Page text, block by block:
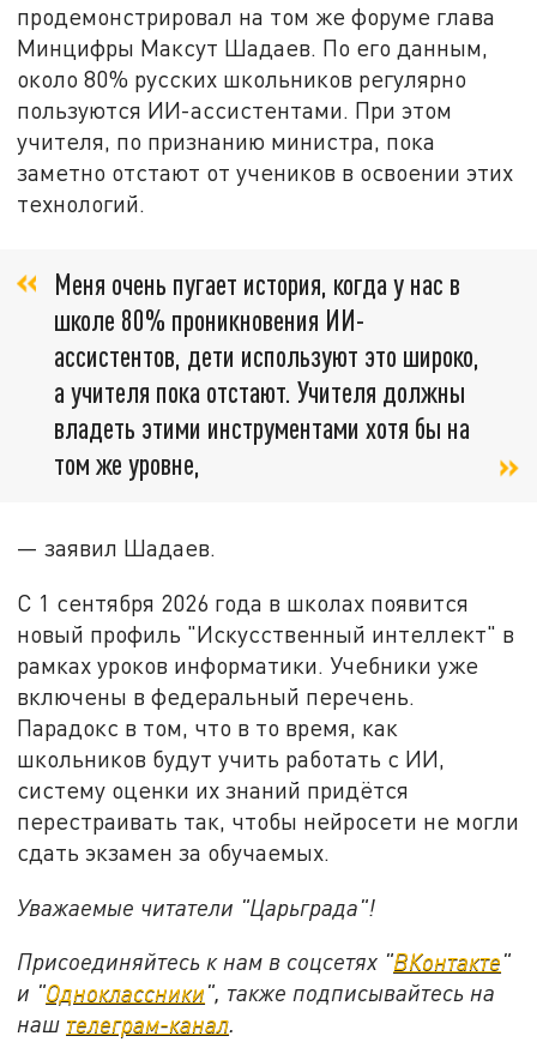
продемонстрировал на том же форуме глава
Минцифры Максут Шадаев. По его данным,
около 80% русских школьников регулярно
пользуются ИИ-ассистентами. При этом
учителя, по признанию министра, пока
заметно отстают от учеников в освоении этих
технологий.
Меня очень пугает история, когда у нас в
школе 80% проникновения ИИ-
ассистентов, дети используют это широко,
а учителя пока отстают. Учителя должны
владеть этими инструментами хотя бы на
том же уровне,
— заявил Шадаев.
С 1 сентября 2026 года в школах появится
новый профиль "Искусственный интеллект" в
рамках уроков информатики. Учебники уже
включены в федеральный перечень.
Парадокс в том, что в то время, как
школьников будут учить работать с ИИ,
систему оценки их знаний придётся
перестраивать так, чтобы нейросети не могли
сдать экзамен за обучаемых.
Уважаемые читатели "Царьграда"!
Присоединяйтесь к нам в соцсетях "ВКонтакте"
и "Одноклассники", также подписывайтесь на
наш телеграм-канал.